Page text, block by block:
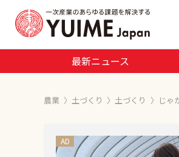
最新ニュース
農業 〉 土づくり 〉 土づくり 〉 じゃ
AD